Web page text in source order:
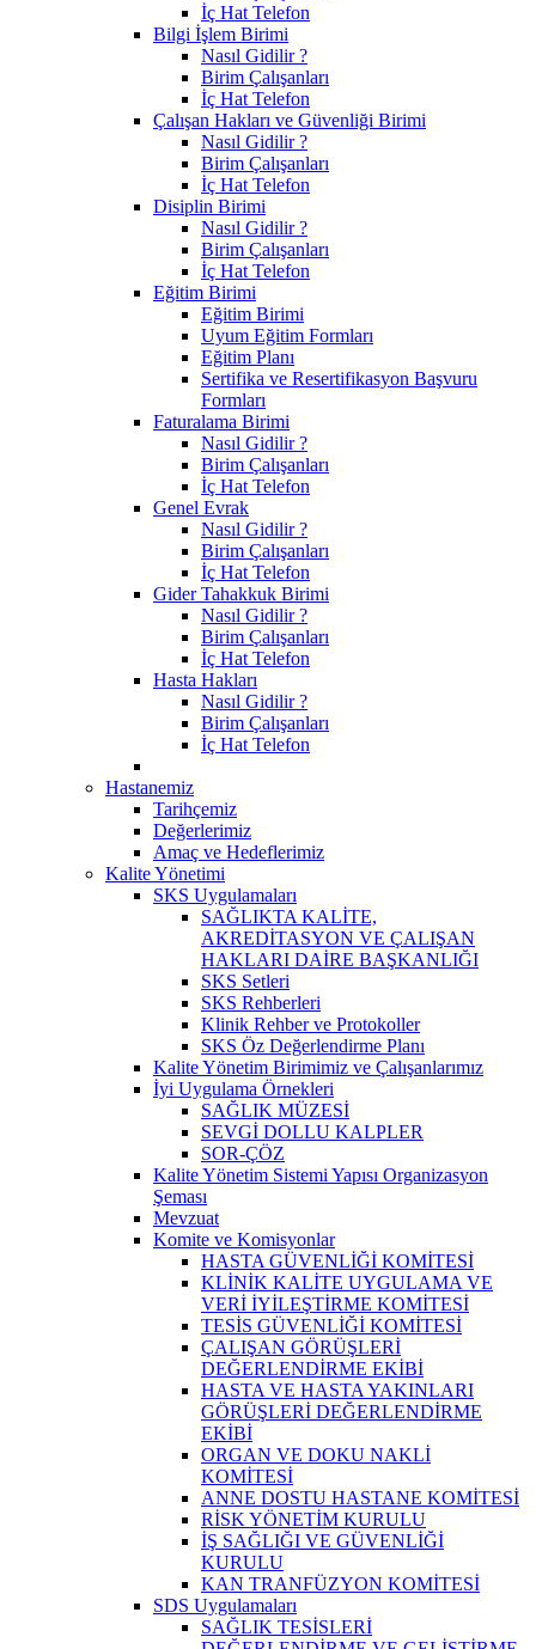
İç Hat Telefon
Bilgi İşlem Birimi
Nasıl Gidilir ?
Birim Çalışanları
İç Hat Telefon
Çalışan Hakları ve Güvenliği Birimi
Nasıl Gidilir ?
Birim Çalışanları
İç Hat Telefon
Disiplin Birimi
Nasıl Gidilir ?
Birim Çalışanları
İç Hat Telefon
Eğitim Birimi
Eğitim Birimi
Uyum Eğitim Formları
Eğitim Planı
Sertifika ve Resertifikasyon Başvuru
Formları
Faturalama Birimi
Nasıl Gidilir ?
Birim Çalışanları
İç Hat Telefon
Genel Evrak
Nasıl Gidilir ?
Birim Çalışanları
İç Hat Telefon
Gider Tahakkuk Birimi
Nasıl Gidilir ?
Birim Çalışanları
İç Hat Telefon
Hasta Hakları
Nasıl Gidilir ?
Birim Çalışanları
İç Hat Telefon
Hastanemiz
Tarihçemiz
Değerlerimiz
Amaç ve Hedeflerimiz
Kalite Yönetimi
SKS Uygulamaları
SAĞLIKTA KALİTE,
AKREDİTASYON VE ÇALIŞAN
HAKLARI DAİRE BAŞKANLIĞI
SKS Setleri
SKS Rehberleri
Klinik Rehber ve Protokoller
SKS Öz Değerlendirme Planı
Kalite Yönetim Birimimiz ve Çalışanlarımız
İyi Uygulama Örnekleri
SAĞLIK MÜZESİ
SEVGİ DOLLU KALPLER
SOR-ÇÖZ
Kalite Yönetim Sistemi Yapısı Organizasyon
Şeması
Mevzuat
Komite ve Komisyonlar
HASTA GÜVENLİĞİ KOMİTESİ
KLİNİK KALİTE UYGULAMA VE
VERİ İYİLEŞTİRME KOMİTESİ
TESİS GÜVENLİĞİ KOMİTESİ
ÇALIŞAN GÖRÜŞLERİ
DEĞERLENDİRME EKİBİ
HASTA VE HASTA YAKINLARI
GÖRÜŞLERİ DEĞERLENDİRME
EKİBİ
ORGAN VE DOKU NAKLİ
KOMİTESİ
ANNE DOSTU HASTANE KOMİTESİ
RİSK YÖNETİM KURULU
İŞ SAĞLIĞI VE GÜVENLİĞİ
KURULU
KAN TRANFÜZYON KOMİTESİ
SDS Uygulamaları
SAĞLIK TESİSLERİ